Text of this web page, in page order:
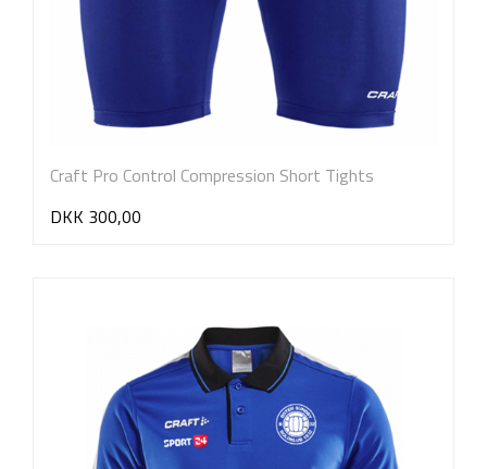
Craft Pro Control Compression Short Tights
DKK 300,00